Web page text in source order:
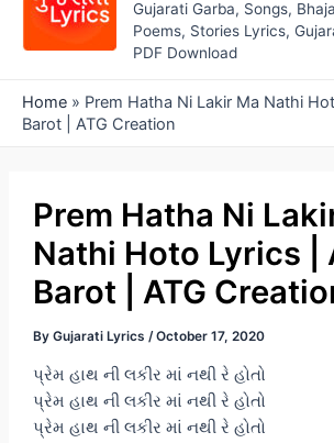
Gujarati Garba, Songs,
Poems, Stories Lyrics,
PDF Download
Home » Prem Hatha Ni Lakir Ma Nathi
Barot | ATG Creation
Prem Hatha Ni
Nathi Hoto Lyrics |
Barot | ATG
By Gujarati Lyrics /October 17, 2020
પ્રેમ હાથ ની લકીર માં નથી રે હોતો
પ્રેમ હાથ ની લકીર માં નથી રે હોતો
પ્રેમ હાથ ની લકીર માં નથી રે હોતો